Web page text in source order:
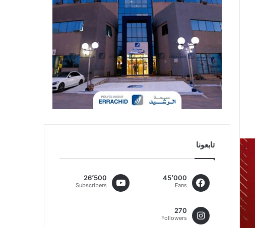
تابعونا
45٬000
Fans
26٬500
Subscribers
270
Followers